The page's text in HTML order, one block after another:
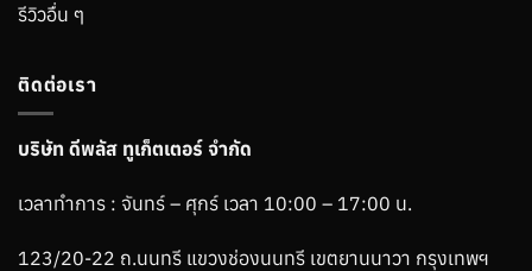
รีวิวอื่น ๆ
ติดต่อเรา
บริษัท ดีพลัส ทูเก็ตเตอร์ จำกัด
เวลาทำการ : จันทร์ – ศุกร์ เวลา 10:00 – 17:00 น.
123/20-22 ถ.นนทรี แขวงช่องนนทรี เขตยานนาวา กรุงเทพฯ